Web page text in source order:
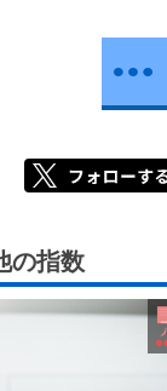
の指数